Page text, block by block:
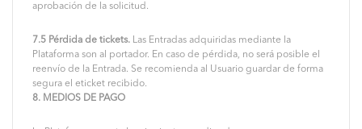
aprobación de la solicitud.
7.5 Pérdida de tickets. Las Entradas adquiridas mediante la
Plataforma son al portador. En caso de pérdida, no será posible el
reenvío de la Entrada. Se recomienda al Usuario guardar de forma
segura el eticket recibido.
8. MEDIOS DE PAGO